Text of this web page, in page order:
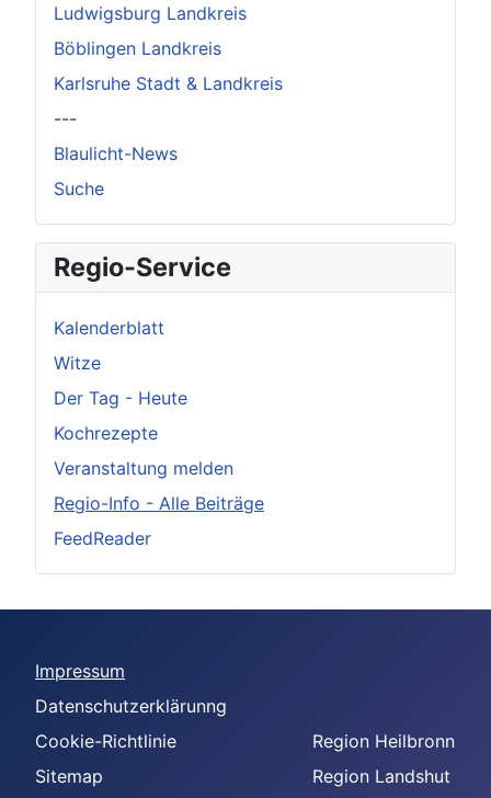
Ludwigsburg Landkreis
Böblingen Landkreis
Karlsruhe Stadt & Landkreis
---
Blaulicht-News
Suche
Regio-Service
Kalenderblatt
Witze
Der Tag - Heute
Kochrezepte
Veranstaltung melden
Regio-Info - Alle Beiträge
FeedReader
Impressum
Datenschutzerklärunng
Cookie-Richtlinie
Sitemap
Region Heilbronn
Region Landshut